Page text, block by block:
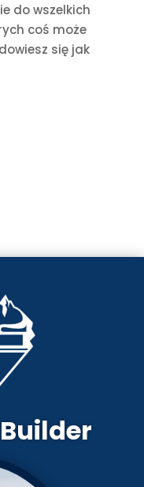
do wszelkich
coś może
się jak